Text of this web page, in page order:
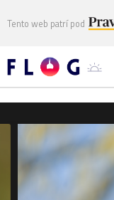
Tento web patrí pod